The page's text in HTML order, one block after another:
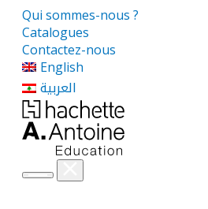
Qui sommes-nous ?
Catalogues
Contactez-nous
English
العربية